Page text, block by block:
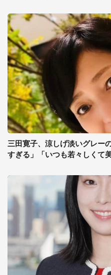
三田寛子、涼しげ淡いグレー
すぎる」「いつも若々しくて